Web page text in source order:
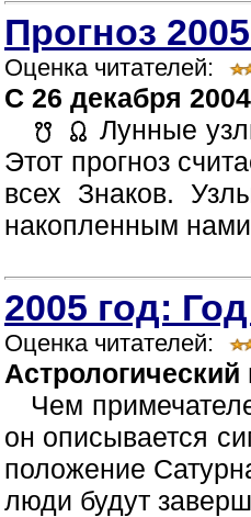
Прогноз
Оценка читателей:
C 26 декабря
Лунные
Этот прогноз
всех Знаков.
накопленным
2005 год:
Оценка читателей:
Астрологический
Чем
он описывается
положение
люди будут